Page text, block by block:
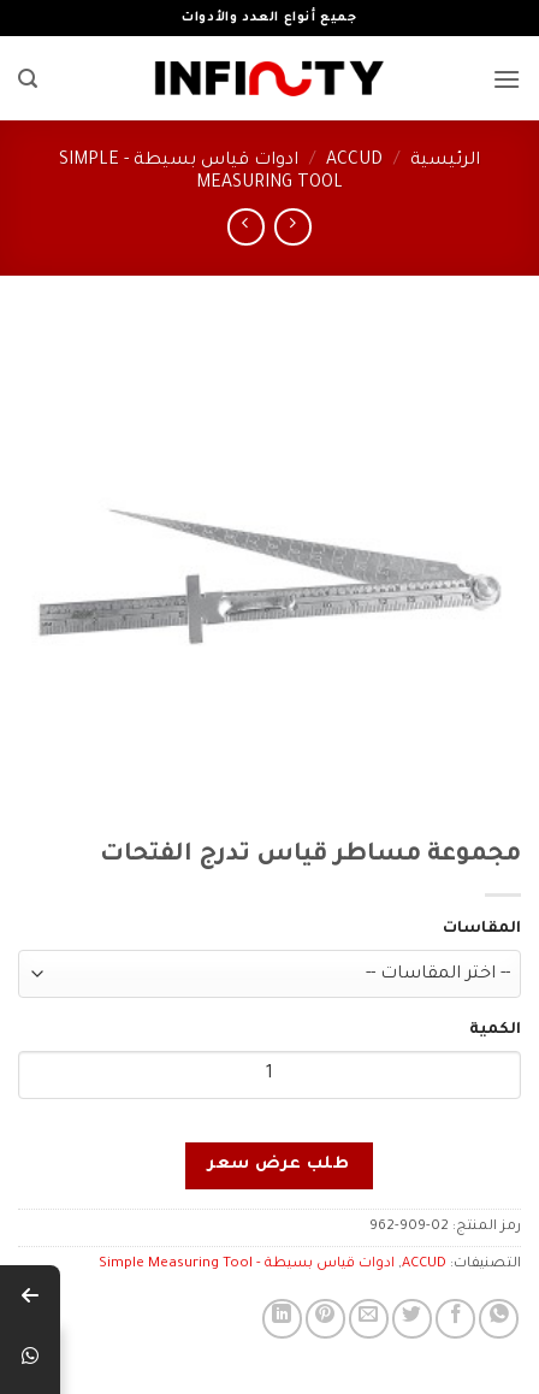
جميع أنواع العدد والأدوات
الرئيسية /
ACCUD
/
ادوات قياس بسيطة - SIMPLE
MEASURING TOOL
مجموعة مساطر قياس تدرج الفتحات
المقاسات
الكمية
طلب عرض سعر
رمز المنتج: 962-909-02
التصنيفات: ACCUD
, ادوات قياس بسيطة - Simple Measuring Tool